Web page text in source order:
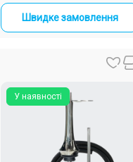
Швидке замовлення
У наявності